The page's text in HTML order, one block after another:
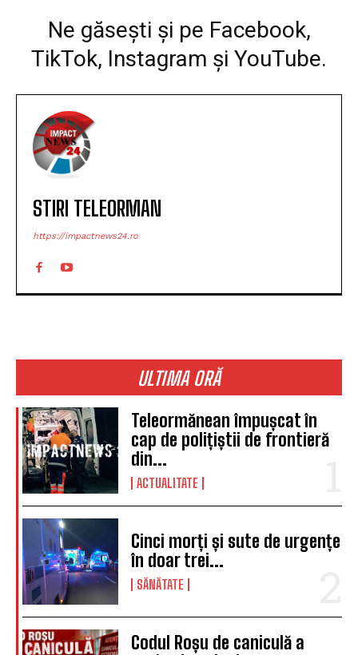
ULTIMA ORĂ
Teleormănean împușcat în
cap de polițiștii de frontieră
din...
ACTUALITATE
Cinci morți și sute de urgențe
în doar trei...
SĂNĂTATE
Codul Roșu de caniculă a
Ne găsești și pe Facebook,
TikTok, Instagram și YouTube.
STIRI TELEORMAN
https://impactnews24.ro